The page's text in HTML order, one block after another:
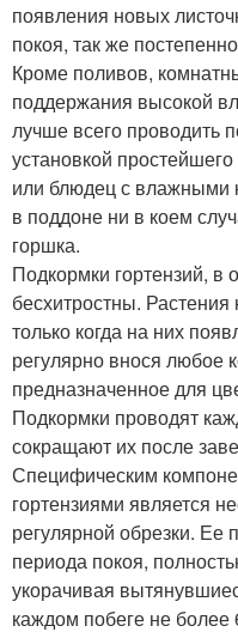
появления новых
покоя, так же
Кроме поливов,
поддержания высокой
лучше всего проводить
установкой
или блюдец с влажными
в поддоне ни в коем
горшка.
Подкормки гортензий, в
бесхитростны.
только когда на них
регулярно внося любое
предназначенное для
Подкормки проводят
сокращают их после
Специфическим
гортензиями является
регулярной обрезки. Ее
периода покоя,
укорачивая
каждом побеге не более